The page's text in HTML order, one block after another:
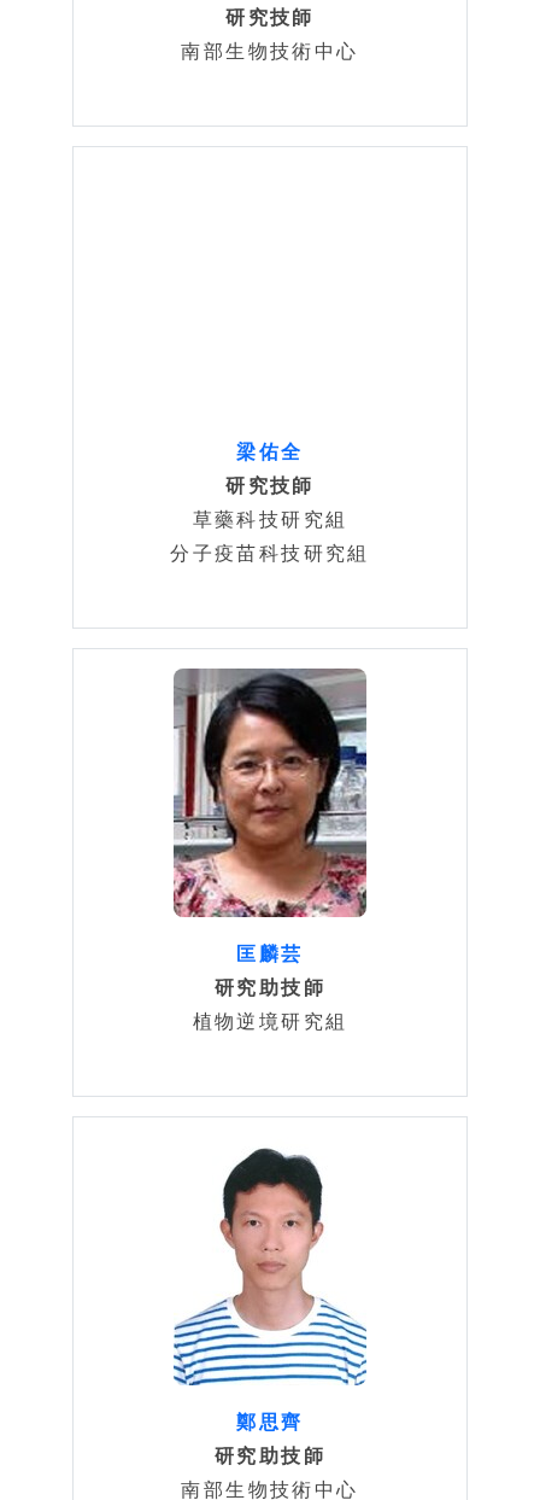
研究技師
南部生物技術中心
梁佑全
研究技師
草藥科技研究組
分子疫苗科技研究組
匡麟芸
研究助技師
植物逆境研究組
鄭思齊
研究助技師
南部生物技術中心